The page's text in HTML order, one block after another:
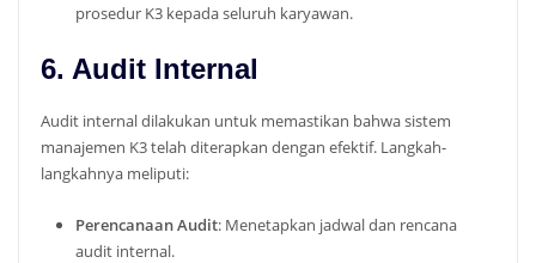
prosedur K3 kepada seluruh karyawan.
6. Audit Internal
Audit internal dilakukan untuk memastikan bahwa sistem
manajemen K3 telah diterapkan dengan efektif. Langkah-
langkahnya meliputi:
Perencanaan Audit: Menetapkan jadwal dan rencana
audit internal.